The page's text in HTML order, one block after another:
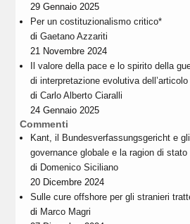
29 Gennaio 2025
Per un costituzionalismo critico*
diGaetano Azzariti
21 Novembre 2024
Il valore della pace e lo spirito della
di interpretazione evolutiva
diCarlo Alberto Ciaralli
24 Gennaio 2025
Commenti
Kant, il Bundesverfassungsgericht e
governance globale e la ragion di stato
di Domenico Siciliano
20 Dicembre 2024
Sulle cure offshore per gli stranieri
di Marco Magri